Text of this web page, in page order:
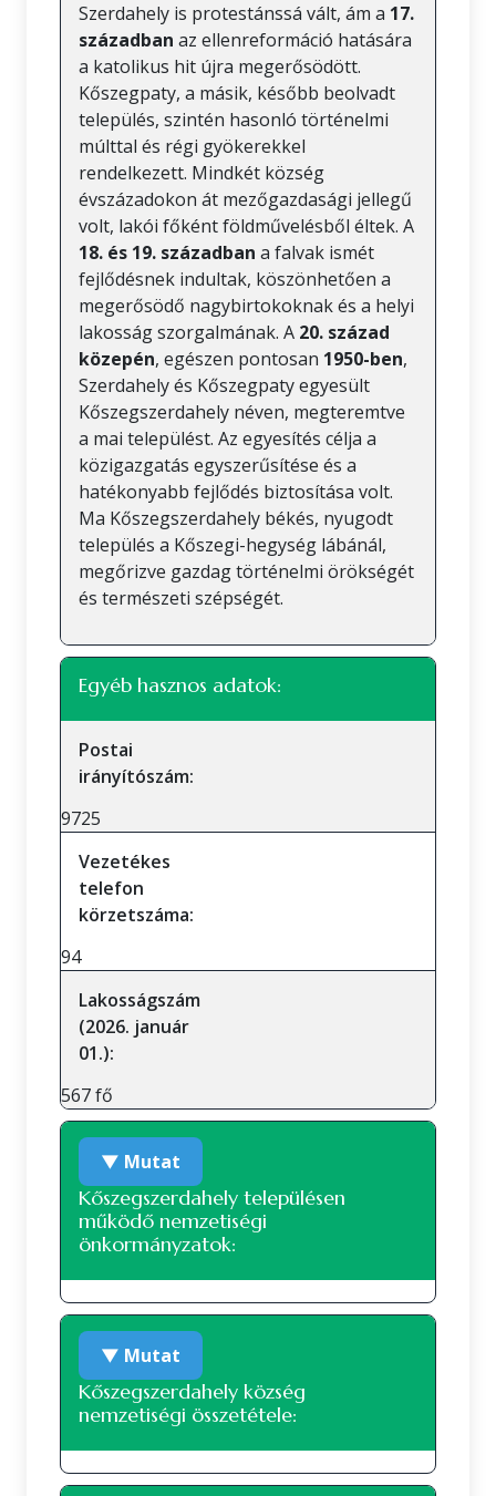
Szerdahely is protestánssá vált, ám a 17.
században az ellenreformáció hatására
a katolikus hit újra megerősödött.
Kőszegpaty, a másik, később beolvadt
település, szintén hasonló történelmi
múlttal és régi gyökerekkel
rendelkezett. Mindkét község
évszázadokon át mezőgazdasági jellegű
volt, lakói főként földművelésből éltek. A
18. és 19. században a falvak ismét
fejlődésnek indultak, köszönhetően a
megerősödő nagybirtokoknak és a helyi
lakosság szorgalmának. A 20. század
közepén, egészen pontosan 1950-ben,
Szerdahely és Kőszegpaty egyesült
Kőszegszerdahely néven, megteremtve
a mai települést. Az egyesítés célja a
közigazgatás egyszerűsítése és a
hatékonyabb fejlődés biztosítása volt.
Ma Kőszegszerdahely békés, nyugodt
település a Kőszegi-hegység lábánál,
megőrizve gazdag történelmi örökségét
és természeti szépségét.
Egyéb hasznos adatok:
Postai
irányítószám:
9725
Vezetékes
telefon
körzetszáma:
94
Lakosságszám
(2026. január
01.):
567 fő
▼ Mutat
Kőszegszerdahely településen
működő nemzetiségi
önkormányzatok:
A településen jelenleg nem működik
nemzetiségi önkormányzat.
▼ Mutat
Kőszegszerdahely község
nemzetiségi összetétele: